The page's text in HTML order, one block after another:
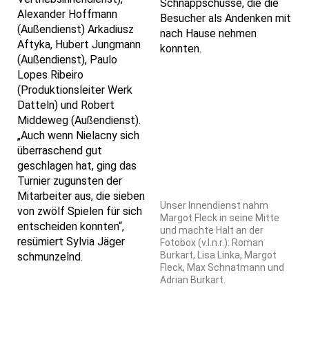
Alexander Hoffmann
(Außendienst) Arkadiusz
Aftyka, Hubert Jungmann
(Außendienst), Paulo
Lopes Ribeiro
(Produktionsleiter Werk
Datteln) und Robert
Middeweg (Außendienst).
„Auch wenn Nielacny sich
überraschend gut
geschlagen hat, ging das
Turnier zugunsten der
Mitarbeiter aus, die sieben
von zwölf Spielen für sich
entscheiden konnten“,
resümiert Sylvia Jäger
schmunzelnd.
Schnappschüsse, die die
Besucher als Andenken mit
nach Hause nehmen
konnten.
Unser Innendienst nahm
Margot Fleck in seine Mitte
und machte Halt an der
Fotobox (v.l.n.r.): Roman
Burkart, Lisa Linka, Margot
Fleck, Max Schnatmann und
Adrian Burkart.